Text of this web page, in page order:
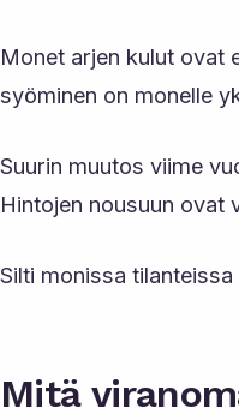
Monet arjen kulut ovat
syöminen on monelle
Suurin muutos viime
Hintojen nousuun ovat
Silti monissa
Mitä